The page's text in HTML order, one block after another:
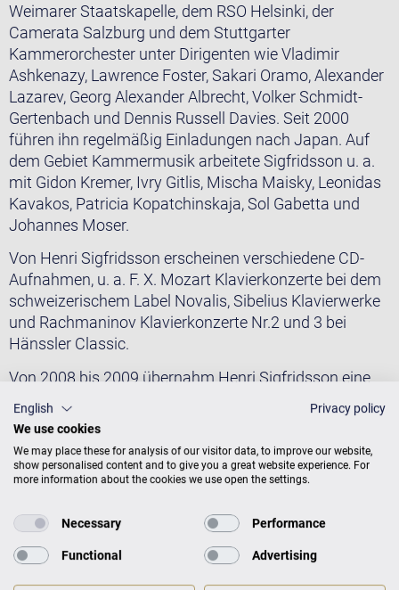
Weimarer Staatskapelle, dem RSO Helsinki, der
Camerata Salzburg und dem Stuttgarter
Kammerorchester unter Dirigenten wie Vladimir
Ashkenazy, Lawrence Foster, Sakari Oramo, Alexander
Lazarev, Georg Alexander Albrecht, Volker Schmidt-
Gertenbach und Dennis Russell Davies. Seit 2000
führen ihn regelmäßig Einladungen nach Japan. Auf
dem Gebiet Kammermusik arbeitete Sigfridsson u. a.
mit Gidon Kremer, Ivry Gitlis, Mischa Maisky, Leonidas
Kavakos, Patricia Kopatchinskaja, Sol Gabetta und
Johannes Moser.
Von Henri Sigfridsson erscheinen verschiedene CD-
Aufnahmen, u. a. F. X. Mozart Klavierkonzerte bei dem
schweizerischem Label Novalis, Sibelius Klavierwerke
und Rachmaninov Klavierkonzerte Nr.2 und 3 bei
Hänssler Classic.
Von 2008 bis 2009 übernahm Henri Sigfridsson eine
Professur für Klaviermusik an der Universität für Musik
und darstellende Kunst Graz. Von 2010 bis 2011 war er
Professor an der Musikhochschule Hanns Eisler in
Berlin. Seit April 2011 ist er Professor für Klavier an der
Folkwang Universität der Künste in Essen.
Fotos © Marco Borggreve
English
Privacy policy
We use cookies
We may place these for analysis of our visitor data, to improve our website,
show personalised content and to give you a great website experience. For
more information about the cookies we use open the settings.
Necessary Performance
Functional Advertising